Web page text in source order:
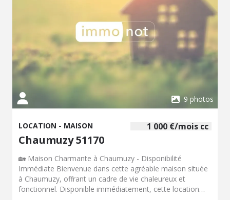
9 photos
1 000 €/mois cc
LOCATION - MAISON
Chaumuzy 51170
🏡 Maison Charmante à Chaumuzy - Disponibilité
Immédiate Bienvenue dans cette agréable maison située
à Chaumuzy, offrant un cadre de vie chaleureux et
fonctionnel. Disponible immédiatement, cette location